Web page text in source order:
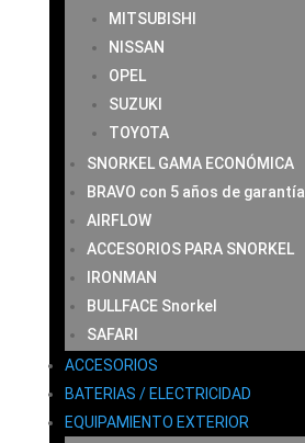
MITSUBISHI
NISSAN
OPEL
SUZUKI
TOYOTA
SNORKEL GAMA ECONÓMICA
BRAVO con 5 años de garantía
AIRFLOW
ACCESORIOS PARA SNORKEL
IRONMAN
BULLFACE Snorkel
SAFARI
ACCESORIOS
BATERIAS / ELECTRICIDAD
EQUIPAMIENTO EXTERIOR